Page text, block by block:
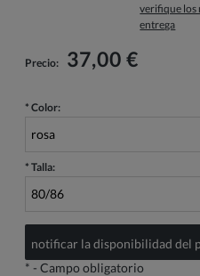
El precio no incluye losverifique los
entrega
Precio: 37,00 €
* Color:
* Talla:
notificar la disponibilidad del
* - Campo obligatorio